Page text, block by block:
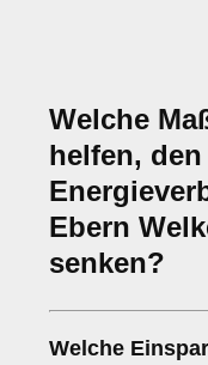
Welche
helfen, den
Ebern
senken?
Welche